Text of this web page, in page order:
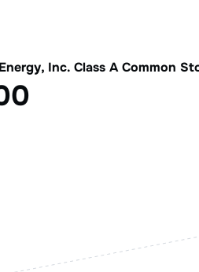
Inc. Class A Common